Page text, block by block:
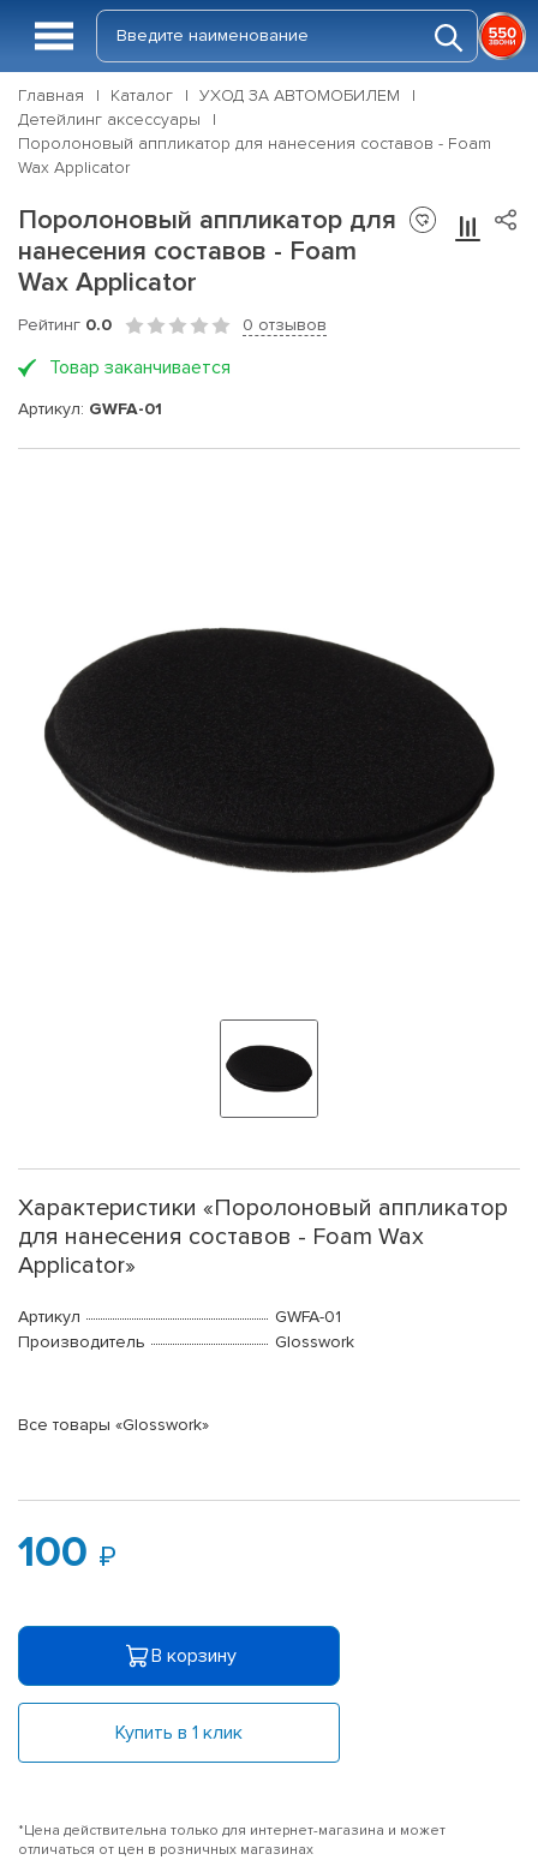
Главная Каталог
УХОД ЗА АВТОМОБИЛЕМ
Детейлинг аксессуары
Поролоновый аппликатор для нанесения составов - Foam
Wax Applicator
Поролоновый аппликатор для
нанесения составов - Foam
Wax Applicator
Рейтинг 0.0 0 отзывов
Товар заканчивается
Артикул: GWFA-01
Характеристики «Поролоновый аппликатор
для нанесения составов - Foam Wax
Applicator»
Артикул
GWFA-01
Производитель
Glosswork
Все товары «Glosswork»
100
В корзину
Купить в 1 клик
*Цена действительна только для интернет-магазина и может
отличаться от цен в розничных магазинах